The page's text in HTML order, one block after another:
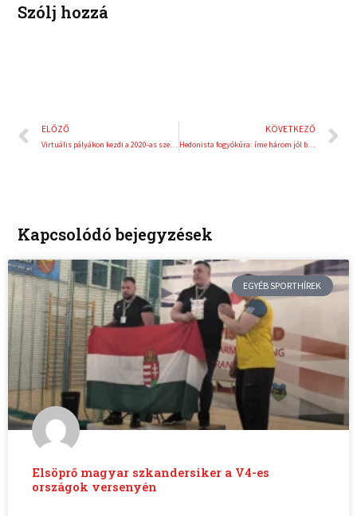
Szólj hozzá
Előző
ELŐZŐ
Virtuális pályákon kezdi a 2020-as szezont a Gender Racing
KÖVETKEZŐ
Hedonista fogyókúra: íme három jól bevált recept hozzá!
Kapcsolódó bejegyzések
EGYÉB SPORTHÍREK
Elsöprő magyar szkandersiker a V4-es
országok versenyén